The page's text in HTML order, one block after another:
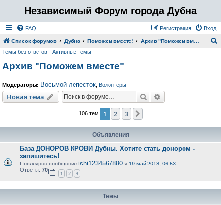
Независимый Форум города Дубна
FAQ Вход
Регистрация
Список форумов Дубна Поможем вместе! Архив "Поможем вместе"
Темы без ответов Активные темы
Архив "Поможем вместе"
Модераторы: Восьмой лепесток Волонтёры
Новая тема Поиск
106 тем 1 2 3
Объявления
База ДОНОРОВ КРОВИ Дубны. Хотите стать донором -
запишитесь!
Последнее сообщение ishi1234567890 « 19 май 2018, 06:53
Ответы: 70
1 2 3
Темы